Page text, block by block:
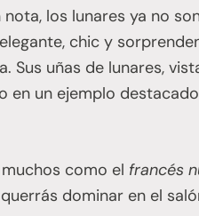
los lunares ya no
chic y
Sus uñas de lunares,
en un ejemplo
como el francés
dominar en el